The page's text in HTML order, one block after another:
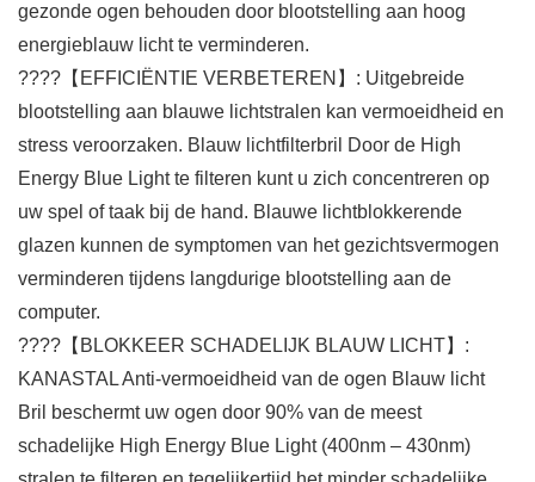
gezonde ogen behouden door blootstelling aan hoog
energieblauw licht te verminderen.
????【EFFICIËNTIE VERBETEREN】: Uitgebreide
blootstelling aan blauwe lichtstralen kan vermoeidheid en
stress veroorzaken. Blauw lichtfilterbril Door de High
Energy Blue Light te filteren kunt u zich concentreren op
uw spel of taak bij de hand. Blauwe lichtblokkerende
glazen kunnen de symptomen van het gezichtsvermogen
verminderen tijdens langdurige blootstelling aan de
computer.
????【BLOKKEER SCHADELIJK BLAUW LICHT】:
KANASTAL Anti-vermoeidheid van de ogen Blauw licht
Bril beschermt uw ogen door 90% van de meest
schadelijke High Energy Blue Light (400nm – 430nm)